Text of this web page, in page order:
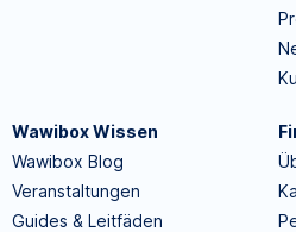
Wawibox Wissen
Wawibox Blog
Veranstaltungen
Guides & Leitfäden